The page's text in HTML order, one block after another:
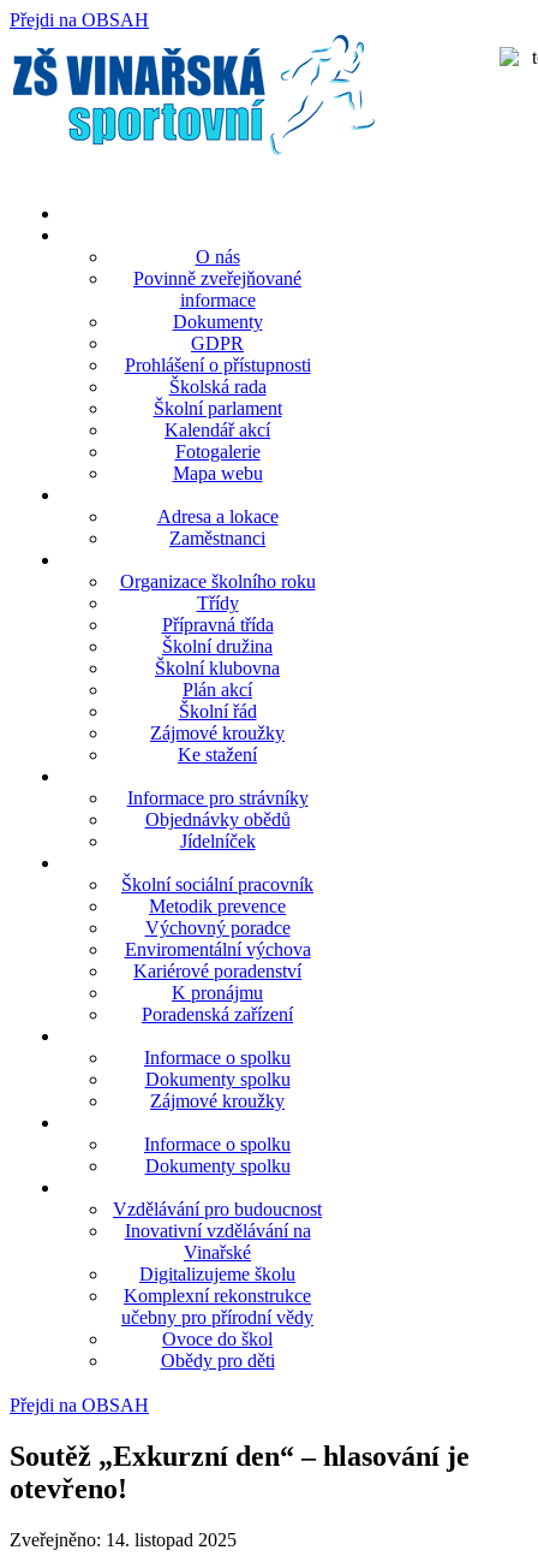
Přejdi na OBSAH
O nás
Povinně zveřejňované
informace
Dokumenty
GDPR
Prohlášení o přístupnosti
Školská rada
Školní parlament
Kalendář akcí
Fotogalerie
Mapa webu
Adresa a lokace
Zaměstnanci
Organizace školního roku
Třídy
Přípravná třída
Školní družina
Školní klubovna
Plán akcí
Školní řád
Zájmové kroužky
Ke stažení
Informace pro strávníky
Objednávky obědů
Jídelníček
Školní sociální pracovník
Metodik prevence
Výchovný poradce
Enviromentální výchova
Kariérové poradenství
K pronájmu
Poradenská zařízení
Informace o spolku
Dokumenty spolku
Zájmové kroužky
Informace o spolku
Dokumenty spolku
Vzdělávání pro budoucnost
Inovativní vzdělávání na
Vinařské
Digitalizujeme školu
Komplexní rekonstrukce
učebny pro přírodní vědy
Ovoce do škol
Obědy pro děti
Přejdi na OBSAH
Soutěž „Exkurzní den“ – hlasování je
otevřeno!
Zveřejněno: 14. listopad 2025
rok
měsíc
rok
měsíc